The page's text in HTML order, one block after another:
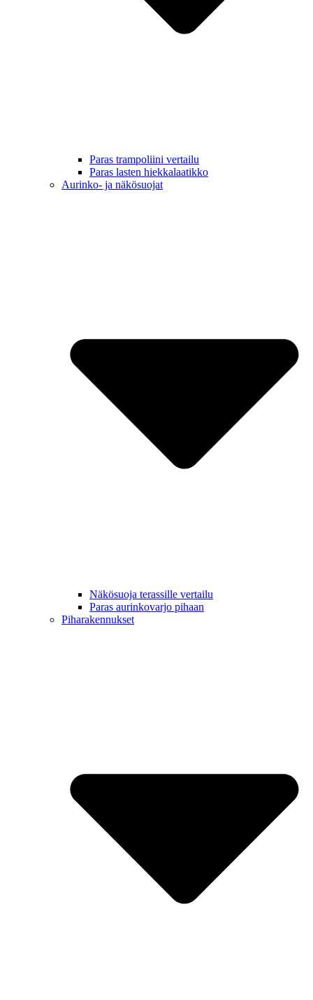
Paras trampoliini vertailu
Paras lasten hiekkalaatikko
Aurinko- ja näkösuojat
Näkösuoja terassille vertailu
Paras aurinkovarjo pihaan
Piharakennukset